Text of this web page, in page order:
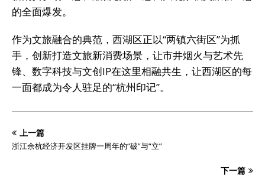
的全面爆发。
作为文旅融合的典范，西湖区正以“两镇六街区”为抓
手，创新打造文旅新消费场景，让市井烟火与艺术先
锋、数字科技与文创IP在这里相融共生，让西湖区的每
一面都成为令人驻足的“杭州印记”。
上一篇
浙江余杭经济开发区挂牌一周年的“破”与“立”
下一篇